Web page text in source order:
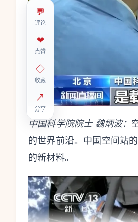
💬
评论
❤
点赞
◇
收藏
↗
分享
中国科学院院士 魏炳波：
的世界前沿。中国空间站
的新材料。